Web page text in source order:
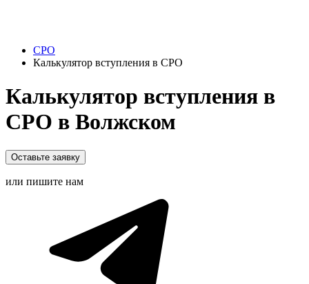
СРО
Калькулятор вступления в СРО
Калькулятор вступления в
СРО в Волжском
Оставьте заявку
или пишите нам